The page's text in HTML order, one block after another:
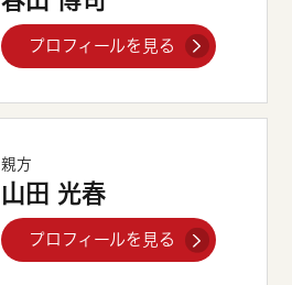
プロフィールを見る
親方
山田 光春
プロフィールを見る